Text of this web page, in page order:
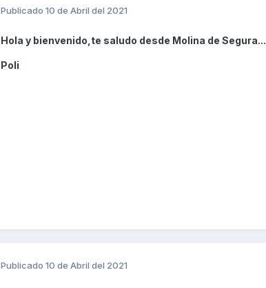
Publicado 10 de Abril del 2021
Hola y bienvenido,te saludo desde Molina de Segura...
Poli
Publicado 10 de Abril del 2021